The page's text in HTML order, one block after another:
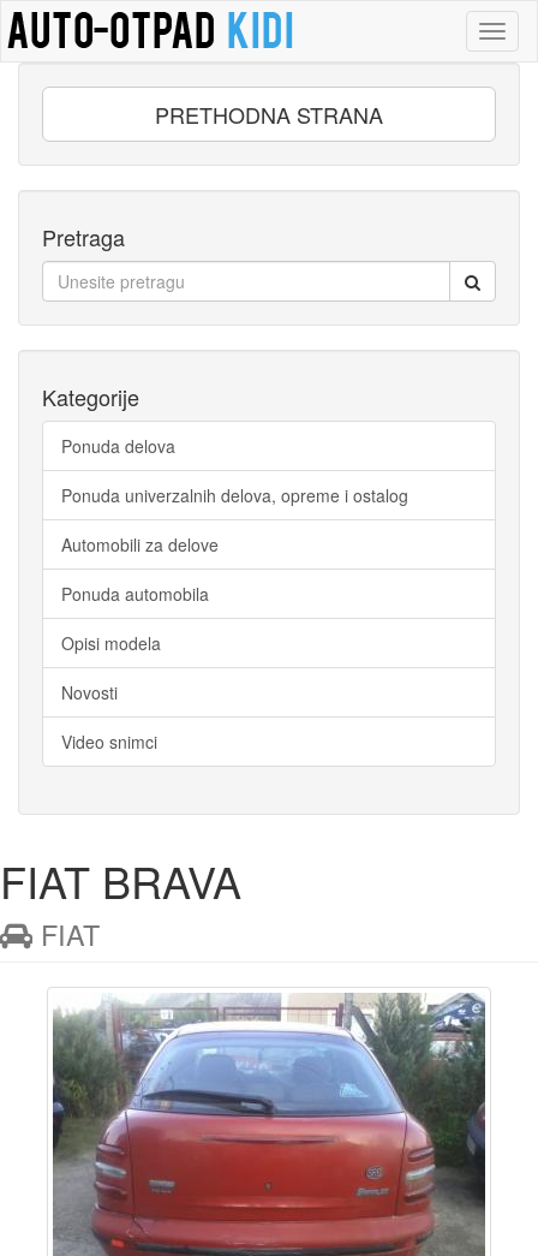
PRETHODNA STRANA
Pretraga
Kategorije
Ponuda delova
Ponuda univerzalnih delova, opreme i ostalog
Automobili za delove
Ponuda automobila
Opisi modela
Novosti
Video snimci
FIAT BRAVA
FIAT